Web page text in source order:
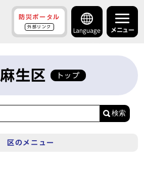
防災ポータル
外部リンク
Language メニュー
麻生区 トップ
検索
区のメニュー